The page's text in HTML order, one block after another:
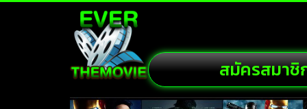
สมัครสมาชิ